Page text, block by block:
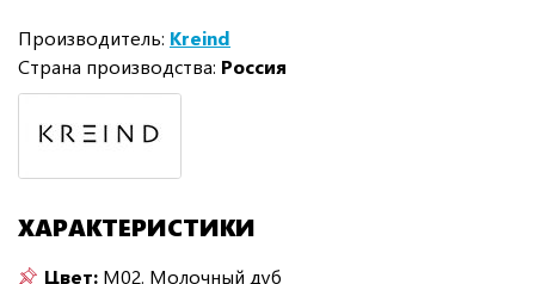
Производитель: Kreind
Страна производства: Россия
ХАРАКТЕРИСТИКИ
Цвет: M02. Молочный дуб